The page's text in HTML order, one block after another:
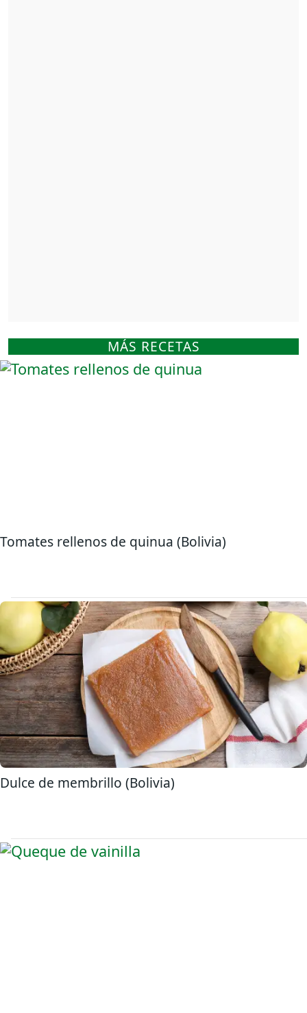
MÁS RECETAS
Tomates rellenos de quinua (Bolivia)
Dulce de membrillo (Bolivia)